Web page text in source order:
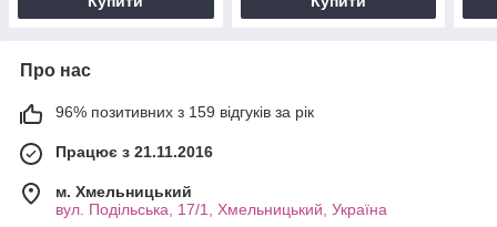
Про нас
96% позитивних з 159 відгуків за рік
Працює з 21.11.2016
м. Хмельницький
вул. Подільська, 17/1, Хмельницький, Україна